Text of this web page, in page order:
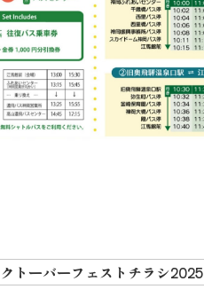
トーバーフェストチラシ2025